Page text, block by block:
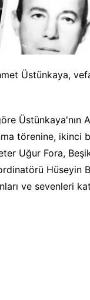
Üstünkaya,
Üstünkaya'nın
törenine, ikinci
Uğur Fora,
Hüseyin
ve sevenleri